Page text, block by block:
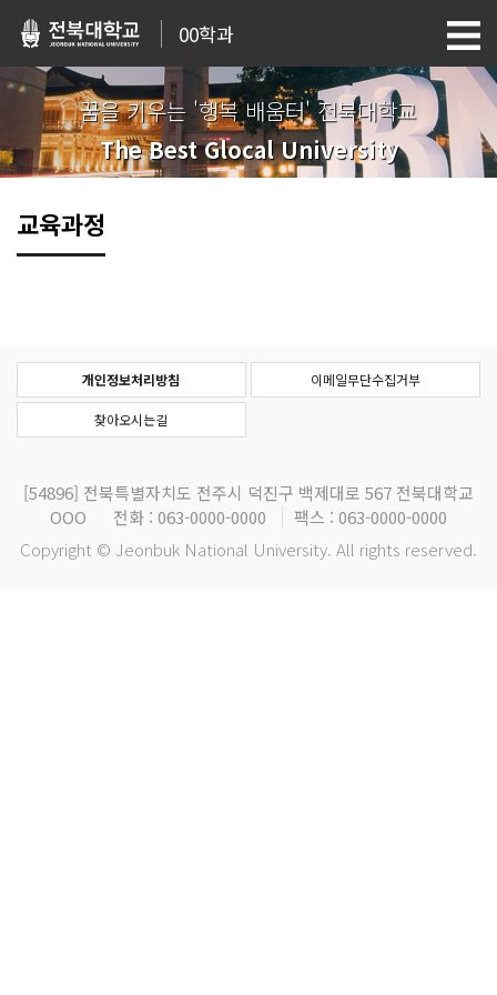
00학과
꿈을 키우는 '행복 배움터' 전북대학교
The Best Glocal University
교육과정
개인정보처리방침 이메일무단수집거부
찾아오시는길
[54896] 전북특별자치도 전주시 덕진구 백제대로 567 전북대학교
OOO
전화 : 063-0000-0000
팩스 : 063-0000-0000
Copyright © Jeonbuk National University. All rights reserved.